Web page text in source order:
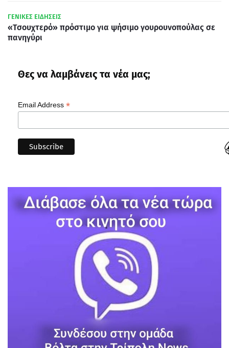
ΓΕΝΙΚΕΣ ΕΙΔΗΣΕΙΣ
«Τσουχτερό» πρόστιμο για ψήσιμο γουρουνοπούλας σε
πανηγύρι
Θες να λαμβάνεις τα νέα μας;
Email Address *